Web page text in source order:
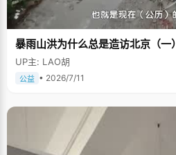
暴雨山洪为什么总是造访北京（一）
UP主: LAO胡
公益 • 2026/7/11